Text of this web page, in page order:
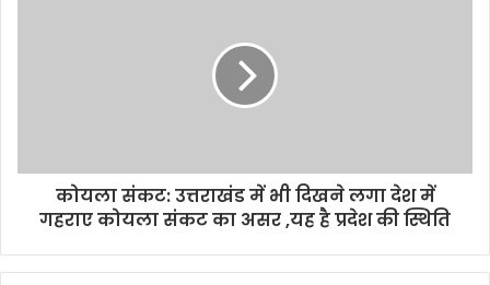
कोयला संकट: उत्तराखंड में भी दिखने लगा देश में
गहराए कोयला संकट का असर ,यह है प्रदेश की स्थिति